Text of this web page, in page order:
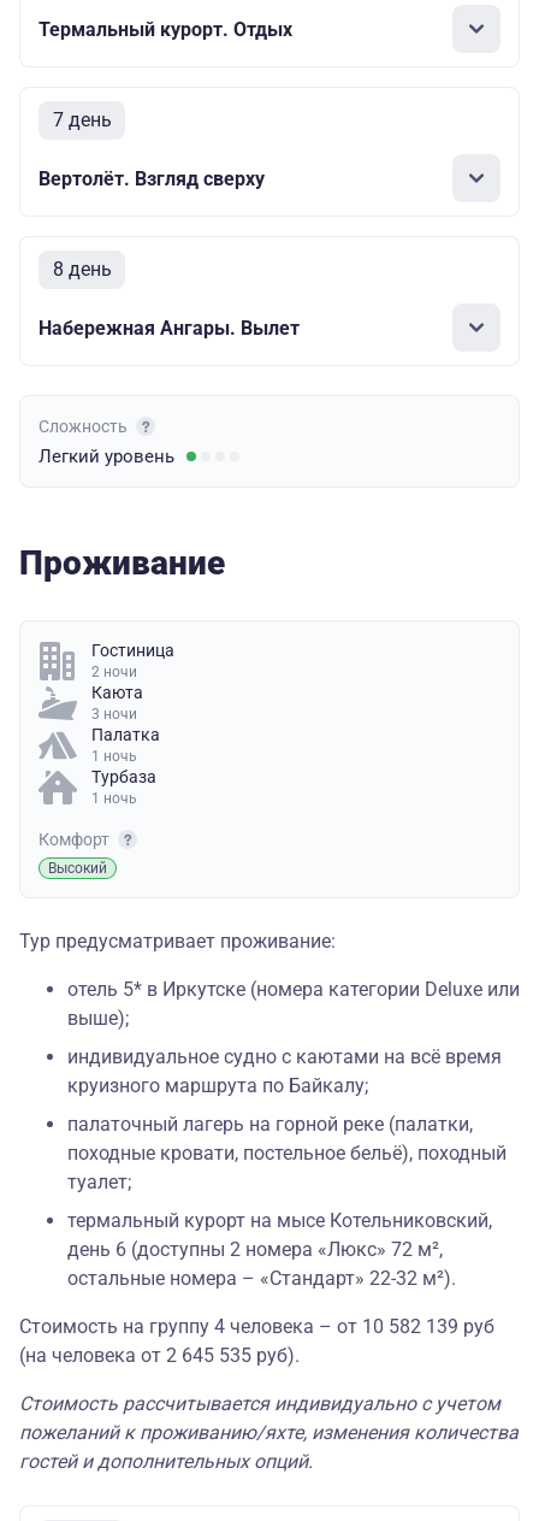
Термальный курорт. Отдых
7 день
Вертолёт. Взгляд сверху
8 день
Набережная Ангары. Вылет
Сложность
Легкий уровень
Проживание
Гостиница
2 ночи
Каюта
3 ночи
Палатка
1 ночь
Турбаза
1 ночь
Комфорт
Высокий
Тур предусматривает проживание:
отель 5* в Иркутске (номера категории Deluxe или
выше);
индивидуальное судно с каютами на всё время
круизного маршрута по Байкалу;
палаточный лагерь на горной реке (палатки,
походные кровати, постельное бельё), походный
туалет;
термальный курорт на мысе Котельниковский,
день 6 (доступны 2 номера «Люкс» 72 м²,
остальные номера – «Стандарт» 22-32 м²).
Стоимость на группу 4 человека – от 10 582 139 руб
(на человека от 2 645 535 руб).
Стоимость рассчитывается индивидуально с учетом
пожеланий к проживанию/яхте, изменения количества
гостей и дополнительных опций.